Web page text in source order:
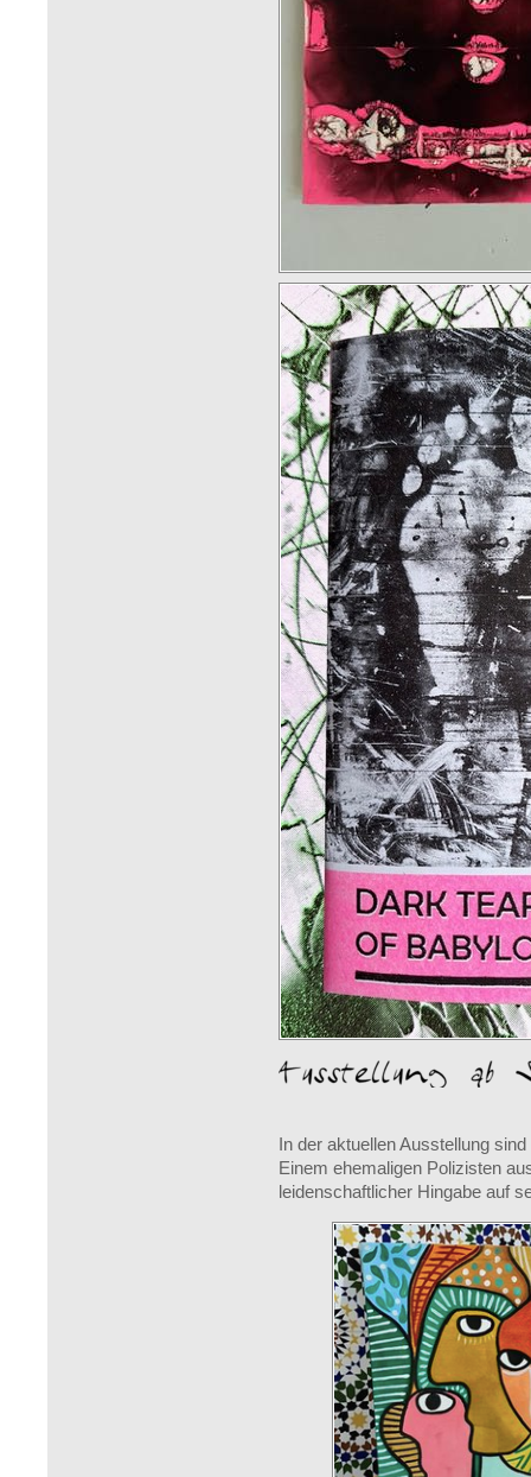
In der aktuellen Ausstellung
Einem ehemaligen Polizisten
leidenschaftlicher Hingabe auf